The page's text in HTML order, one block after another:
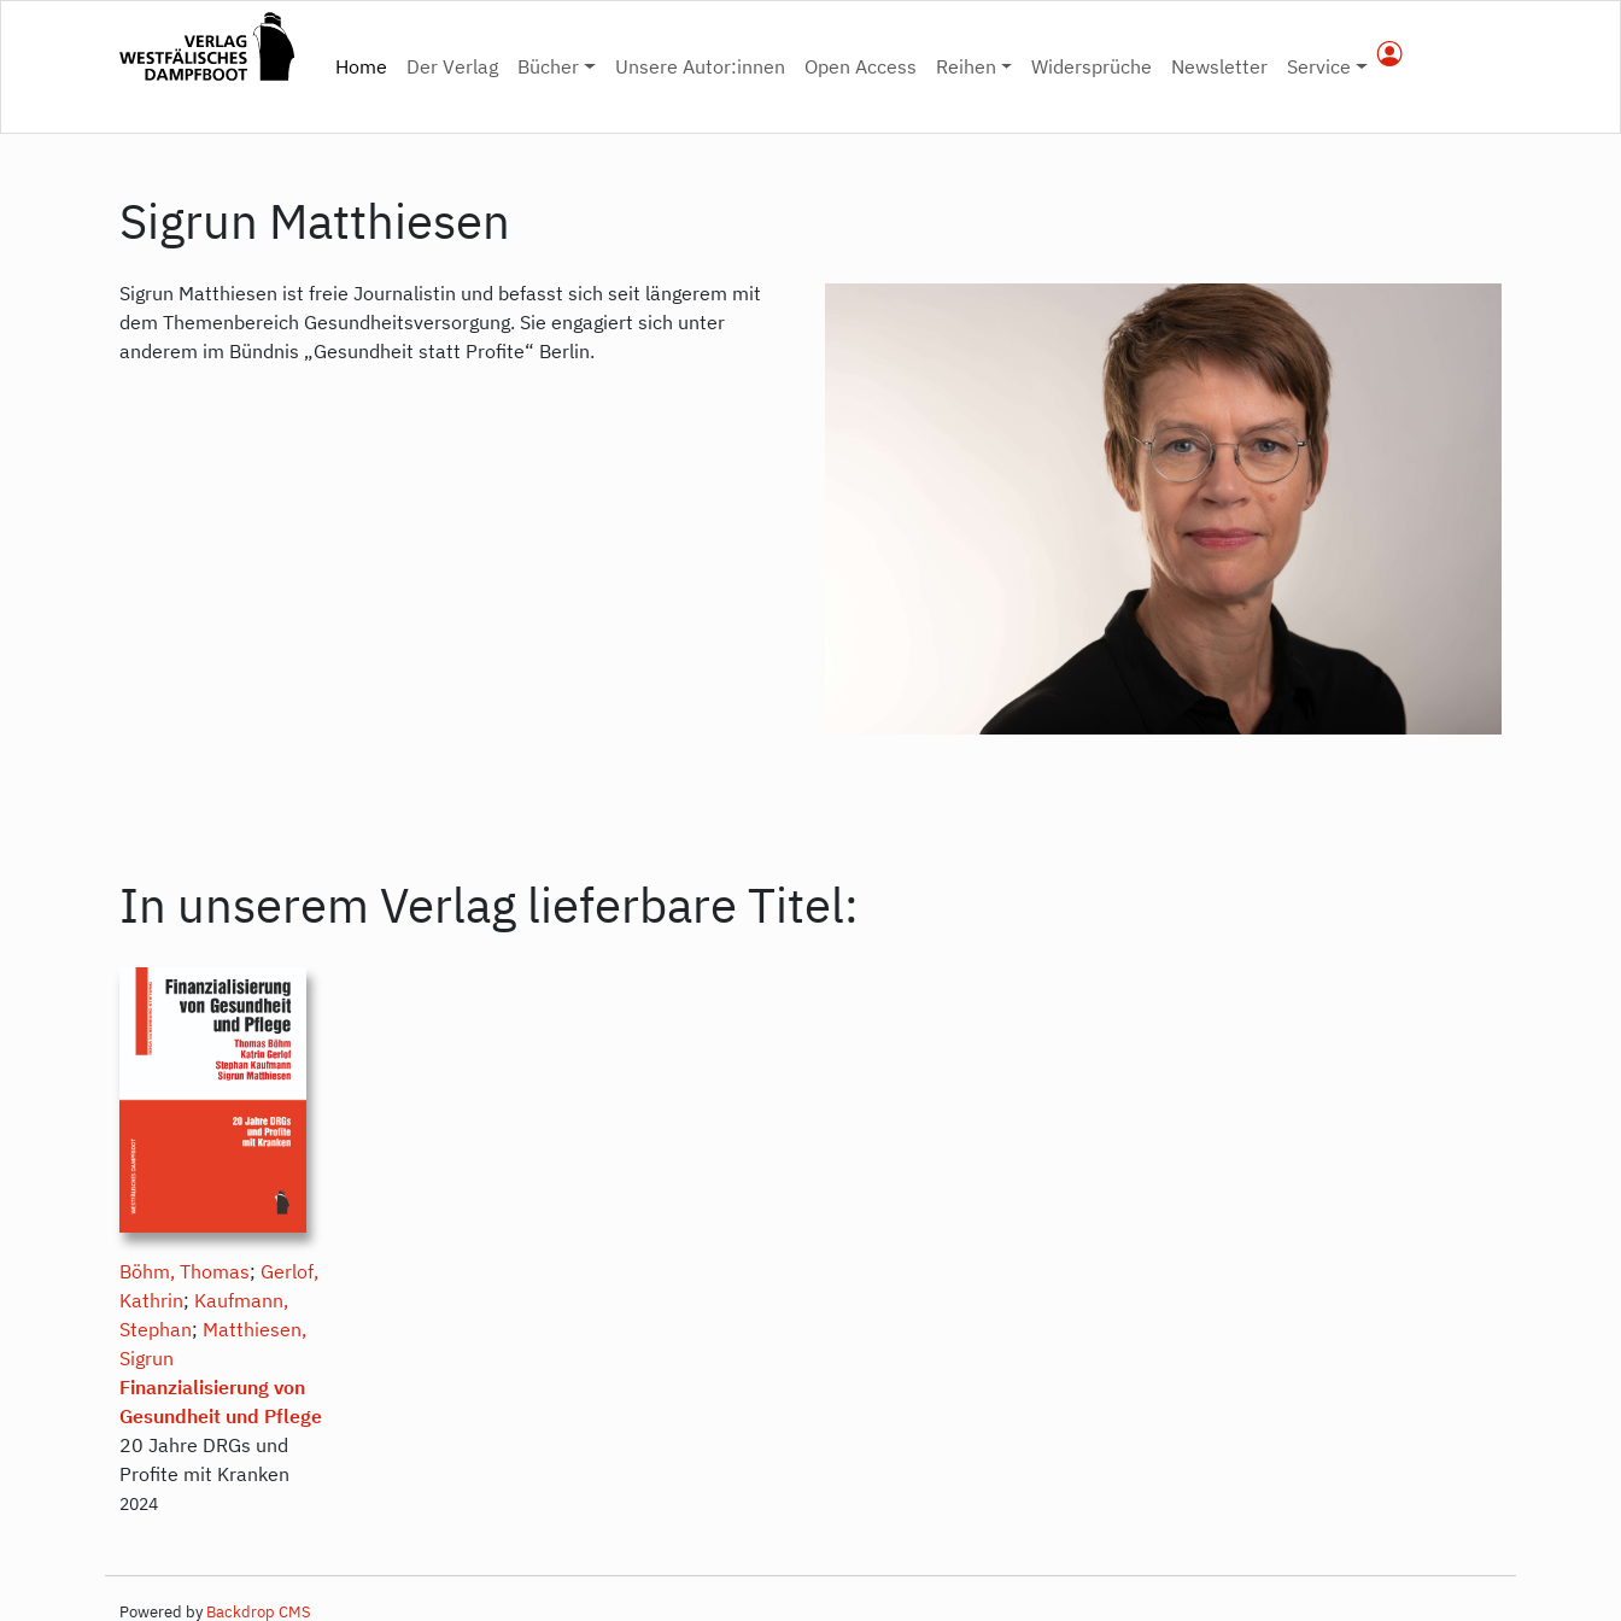
Home(current)
Der Verlag Bücher Unsere Autor:innen Open Access Reihen Widersprüche Newsletter Service
Sigrun Matthiesen
Sigrun Matthiesen ist freie Journalistin und befasst sich seit längerem mit
dem Themenbereich Gesundheitsversorgung. Sie engagiert sich unter
anderem im Bündnis „Gesundheit statt Profite“ Berlin.
In unserem Verlag lieferbare Titel:
Böhm, Thomas; Gerlof,
Kathrin; Kaufmann,
Stephan; Matthiesen,
Sigrun
Finanzialisierung von
Gesundheit und Pflege
20 Jahre DRGs und
Profite mit Kranken
2024
Powered by Backdrop CMS